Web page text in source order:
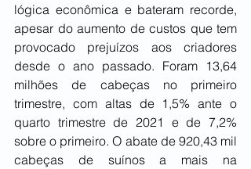
lógica econômica e bateram recorde,
apesar do aumento de custos que tem
provocado prejuízos aos criadores
desde o ano passado. Foram 13,64
milhões de cabeças no primeiro
trimestre, com altas de 1,5% ante o
quarto trimestre de 2021 e de 7,2%
sobre o primeiro. O abate de 920,43 mil
cabeças de suínos a mais na